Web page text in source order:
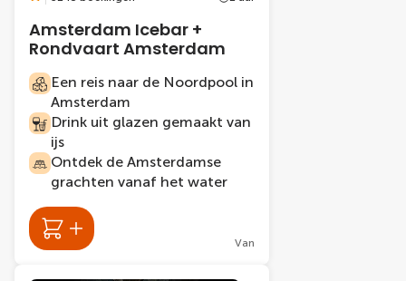
Amsterdam Icebar +
Rondvaart Amsterdam
Een reis naar de Noordpool in
Amsterdam
Drink uit glazen gemaakt van
ijs
Ontdek de Amsterdamse
grachten vanaf het water
Van